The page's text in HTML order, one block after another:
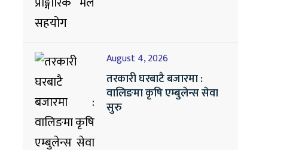
August 4, 2026
तरकारी घरबाटै बजारमा :
वालिङमा कृषि एम्बुलेन्स सेवा
सुरु